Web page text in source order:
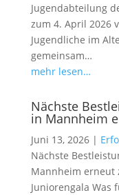
Jugendabteilung
zum 4. April 2026
Jugendliche im
gemeinsam…
mehr lesen…
Nächste
in Mannheim
Juni 13, 2026|
Nächste
Mannheim erneut
Juniorengala